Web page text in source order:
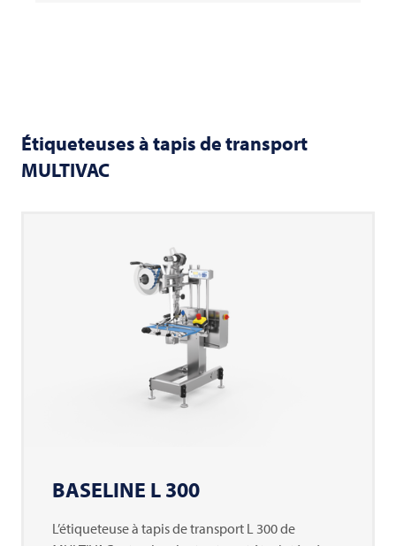
Étiqueteuses à tapis de transport
MULTIVAC
BASELINE L 300
L’étiqueteuse à tapis de transport L 300 de